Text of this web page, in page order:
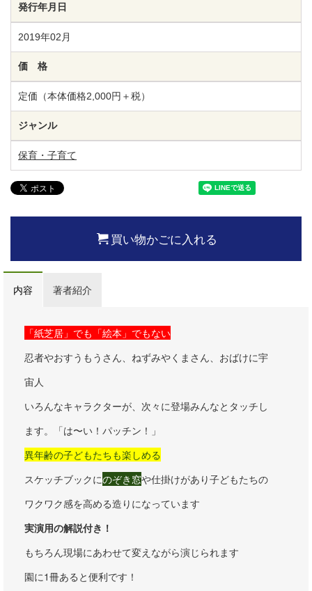
発行年月日
2019年02月
価 格
定価（本体価格2,000円＋税）
ジャンル
保育・子育て
買い物かごに入れる
内容 著者紹介
「紙芝居」でも「絵本」でもない
忍者やおすうもうさん、ねずみやくまさん、おばけに宇
宙人
いろんなキャラクターが、次々に登場みんなとタッチし
ます。「は〜い！パッチン！」
異年齢の子どもたちも楽しめる
スケッチブックにのぞき窓や仕掛けがあり子どもたちの
ワクワク感を高める造りになっています
実演用の解説付き！
もちろん現場にあわせて変えながら演じられます
園に1冊あると便利です！